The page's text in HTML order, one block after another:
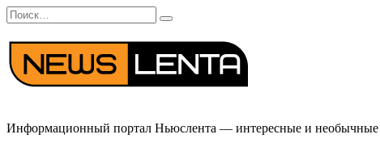
Перейти
к
содержанию
Search
for:
Информационный портал Ньюслента — интересные и необычные